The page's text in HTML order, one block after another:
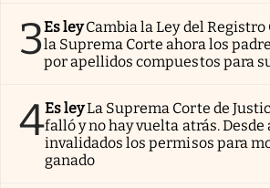
3Es ley Cambia la Ley del
la Suprema Corte ahora los
por apellidos compuestos para
4Es leyLa Suprema Corte de
falló y no hay vuelta atrás. Desde
invalidados los permisos para
ganado